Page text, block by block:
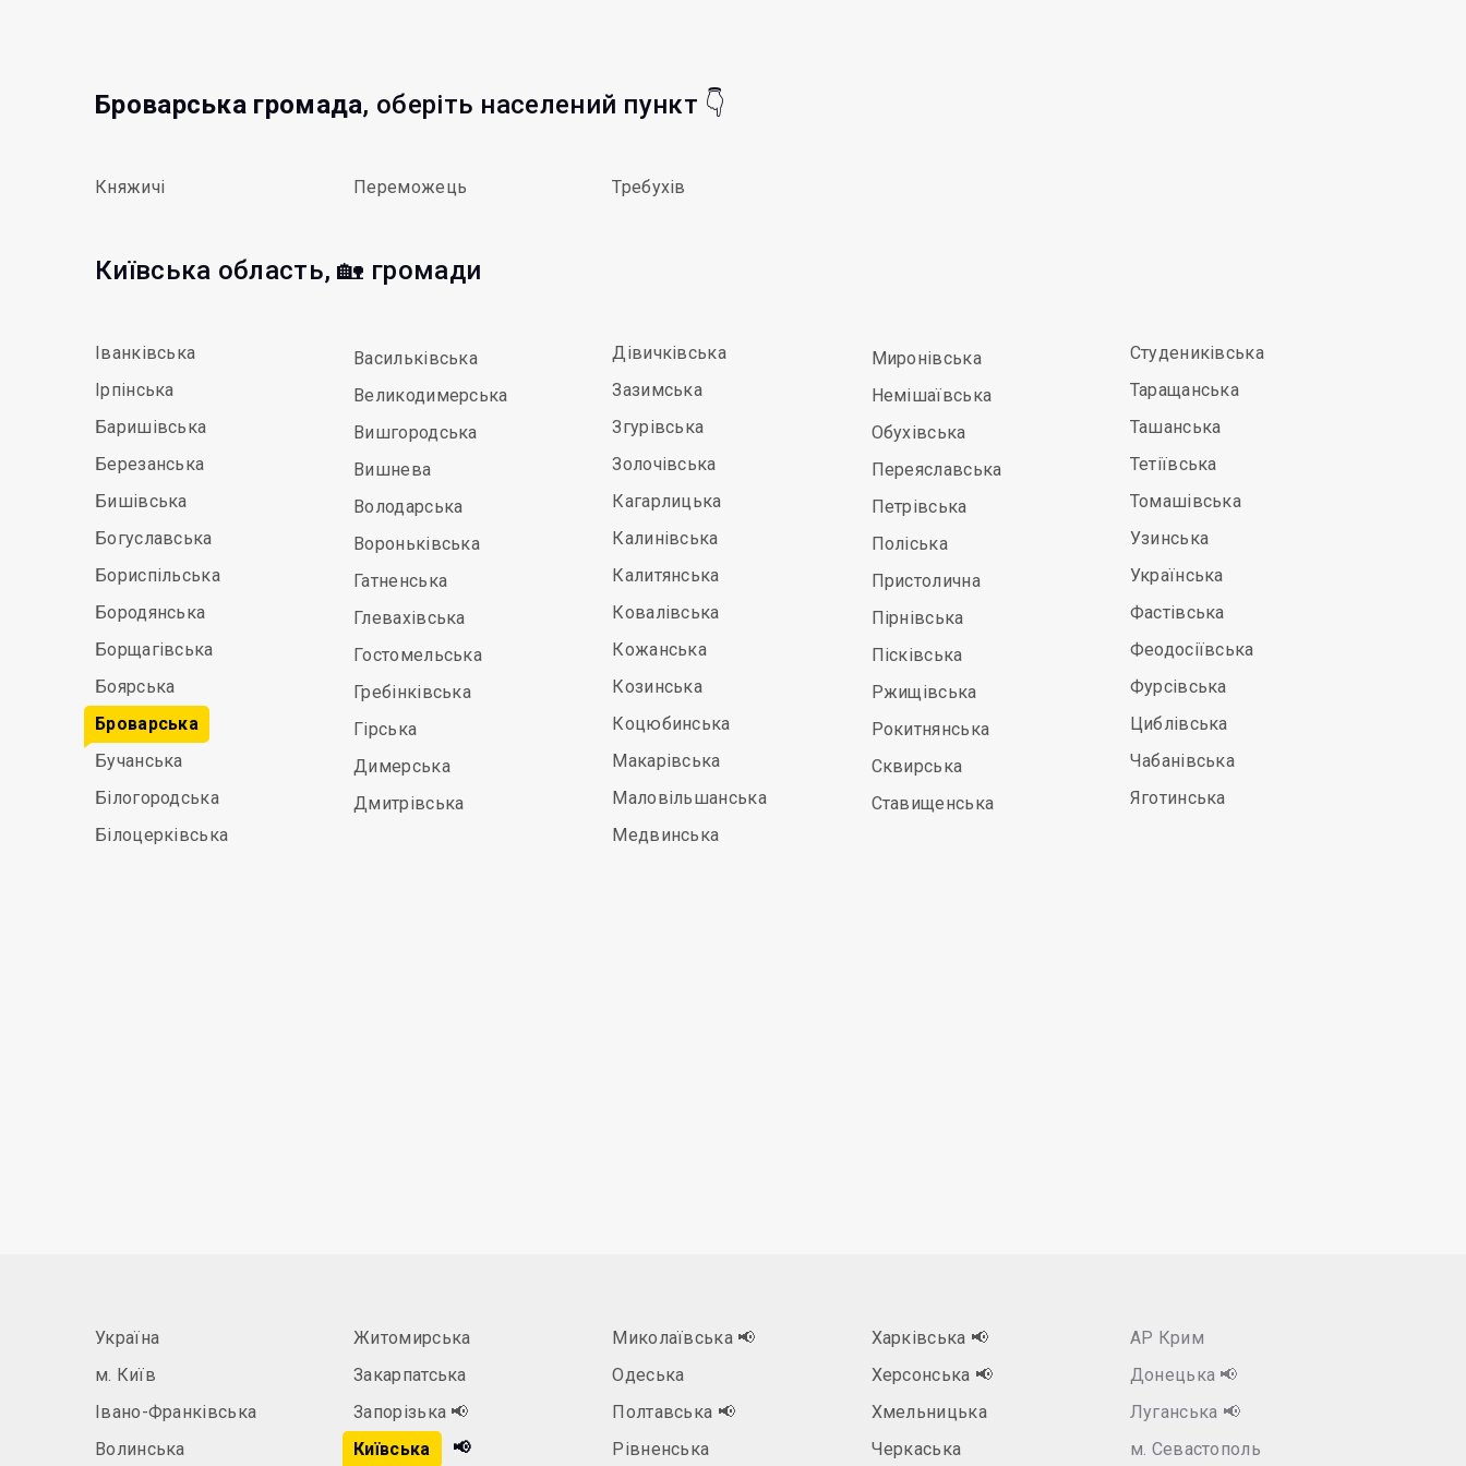
Броварська громада, оберіть населений пункт 👇
Княжичі Переможець Требухів
Київська область, 🏡 громади
Іванківська
Ірпінська
Баришівська
Березанська
Бишівська
Богуславська
Бориспільська
Бородянська
Борщагівська
Боярська
Броварська
Бучанська
Білогородська
Білоцерківська
Васильківська
Великодимерська
Вишгородська
Вишнева
Володарська
Вороньківська
Гатненська
Глевахівська
Гостомельська
Гребінківська
Гірська
Димерська
Дмитрівська
Дівичківська
Зазимська
Згурівська
Золочівська
Кагарлицька
Калинівська
Калитянська
Ковалівська
Кожанська
Козинська
Коцюбинська
Макарівська
Маловільшанська
Медвинська
Миронівська
Немішаївська
Обухівська
Переяславська
Петрівська
Поліська
Пристолична
Пірнівська
Пісківська
Ржищівська
Рокитнянська
Сквирська
Ставищенська
Студениківська
Таращанська
Ташанська
Тетіївська
Томашівська
Узинська
Українська
Фастівська
Феодосіївська
Фурсівська
Циблівська
Чабанівська
Яготинська
Україна
м. Київ
Івано-Франківська
Волинська
Житомирська
Закарпатська
Запорізька 📢
Київська
📢
Миколаївська 📢
Одеська
Полтавська 📢
Рівненська
Харківська 📢
Херсонська 📢
Хмельницька
Черкаська
АР Крим
Донецька 📢
Луганська 📢
м. Севастополь